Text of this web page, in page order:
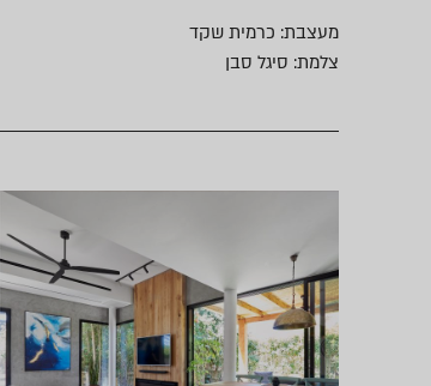
מעצבת: כרמית שקד
צלמת: סיגל סבן